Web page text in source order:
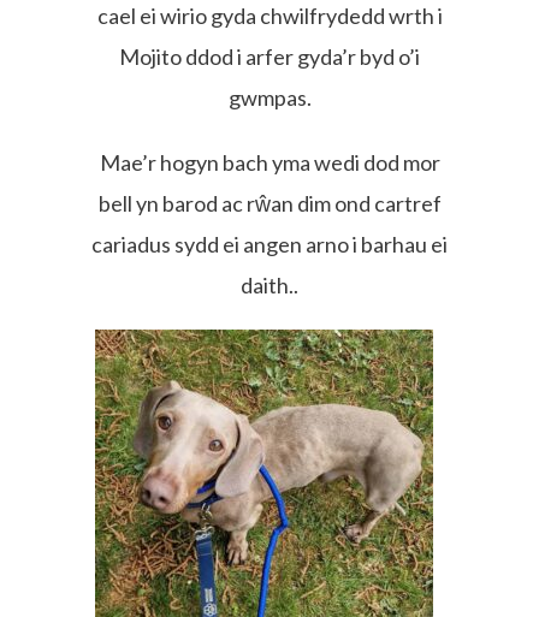
cael ei wirio gyda chwilfrydedd wrth i
Mojito ddod i arfer gyda’r byd o’i
gwmpas.
Mae’r hogyn bach yma wedi dod mor
bell yn barod ac rŵan dim ond cartref
cariadus sydd ei angen arno i barhau ei
daith..